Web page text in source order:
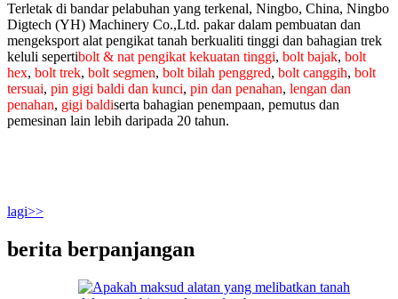
Terletak di bandar pelabuhan yang terkenal, Ningbo, China, Ningbo
Digtech (YH) Machinery Co.,Ltd. pakar dalam pembuatan dan
mengeksport alat pengikat tanah berkualiti tinggi dan bahagian trek
keluli sepertibolt & nat pengikat kekuatan tinggi, bolt bajak, bolt
hex, bolt trek, bolt segmen, bolt bilah penggred, bolt canggih, bolt
tersuai, pin gigi baldi dan kunci, pin dan penahan, lengan dan
penahan, gigi baldiserta bahagian penempaan, pemutus dan
pemesinan lain lebih daripada 20 tahun.
lagi>>
berita berpanjangan